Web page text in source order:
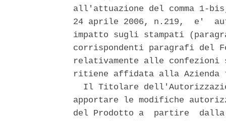
all'attuazione del comma 1-
24 aprile 2006, n.219,  e'
impatto sugli stampati
corrispondenti paragrafi
relativamente alle
ritiene affidata alla
Il Titolare
apportare le modifiche
del Prodotto a  partire